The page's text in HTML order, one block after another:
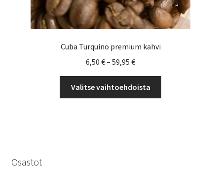
Cuba Turquino premium kahvi
6,50 €– 59,95 €Hintaluokka:
-
59,95 €
Valitse vaihtoehdoista
Osastot